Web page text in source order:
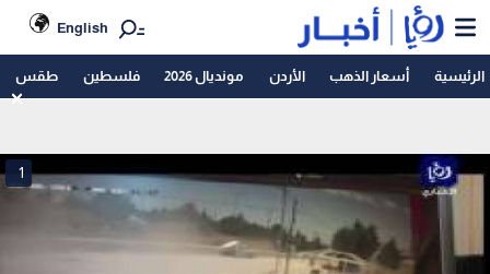
English
الرئيسية أسعار الذهب الأردن مونديال 2026 فلسطين طقس
1